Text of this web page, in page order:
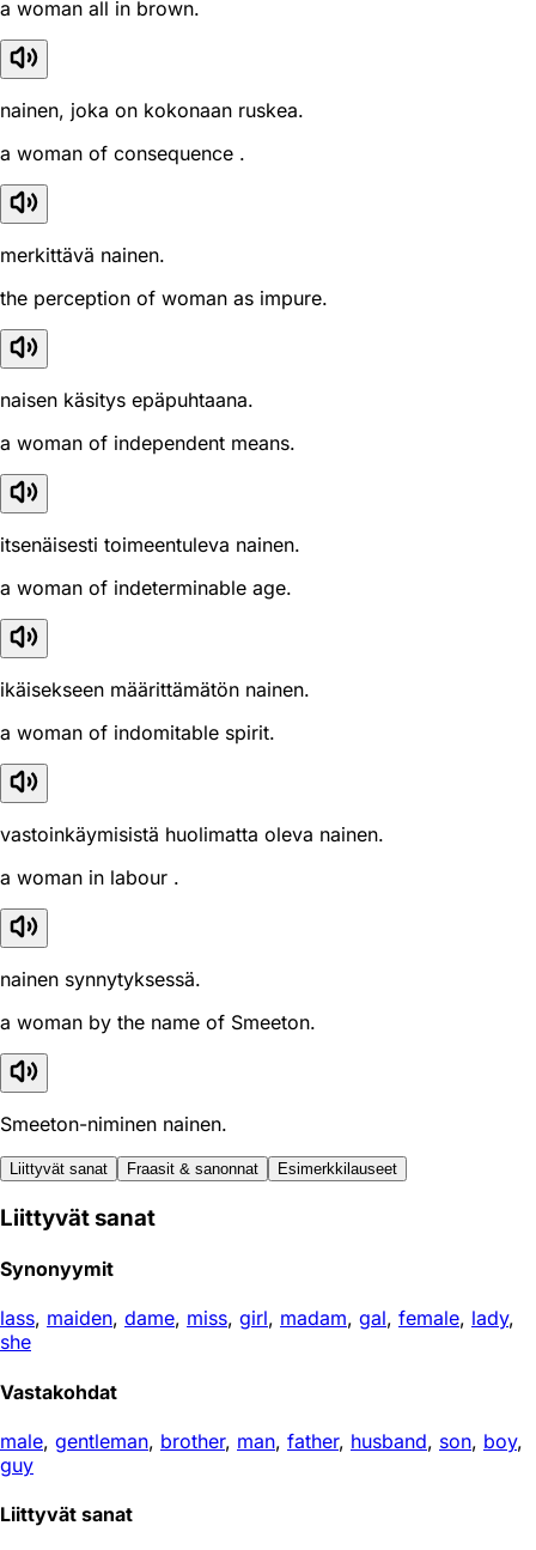
a woman all in brown.
nainen, joka on kokonaan ruskea.
a woman of consequence .
merkittävä nainen.
the perception of woman as impure.
naisen käsitys epäpuhtaana.
a woman of independent means.
itsenäisesti toimeentuleva nainen.
a woman of indeterminable age.
ikäisekseen määrittämätön nainen.
a woman of indomitable spirit.
vastoinkäymisistä huolimatta oleva nainen.
a woman in labour .
nainen synnytyksessä.
a woman by the name of Smeeton.
Smeeton-niminen nainen.
Liittyvät sanat Fraasit & sanonnat Esimerkkilauseet
Liittyvät sanat
Synonyymit
lass, maiden, dame, miss, girl, madam, gal, female, lady,
she
Vastakohdat
male, gentleman, brother, man, father, husband, son, boy,
guy
Liittyvät sanat